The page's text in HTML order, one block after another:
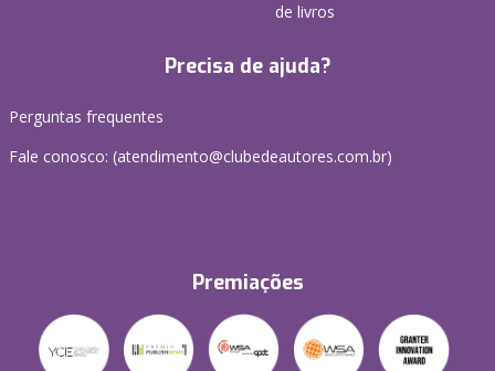
de livros
Precisa de ajuda?
Perguntas frequentes
Fale conosco: (atendimento@clubedeautores.com.br)
Premiações